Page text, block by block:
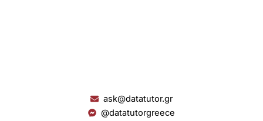
ask@datatutor.gr
@datatutorgreece